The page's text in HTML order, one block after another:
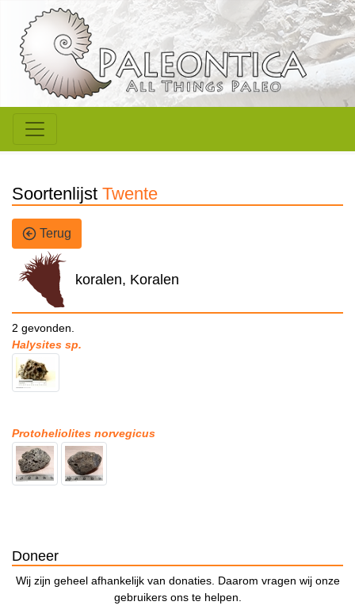
Soortenlijst Twente
Terug
koralen, Koralen
2 gevonden.
Halysites sp.
Protoheliolites norvegicus
Doneer
Wij zijn geheel afhankelijk van donaties. Daarom vragen wij onze
gebruikers ons te helpen.